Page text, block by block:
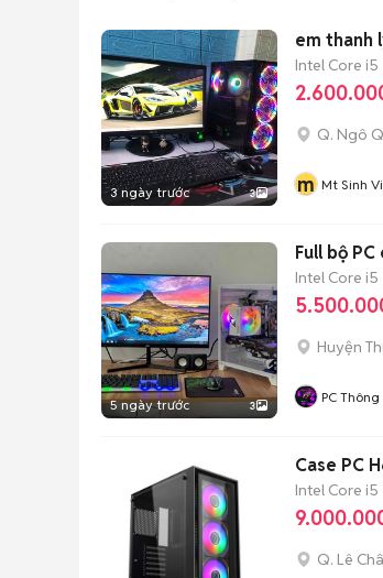
3 ngày trước 3
em thanh
Intel Core i5
Q. Ngô
m Mt Sinh
5 ngày trước 3
Full bộ
Intel Core i5
Huyện
PC Thông
Case PC
Intel Core i5
Q. Lê